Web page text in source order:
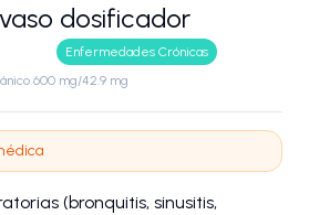
dosificador
Enfermedades Crónicas
600 mg/42.9 mg
(bronquitis, sinusitis,